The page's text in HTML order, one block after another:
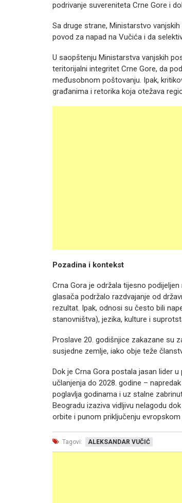
podrivanje suvereniteta Crne Gore i
Sa druge strane, Ministarstvo
povod za napad na Vučića i da
U saopštenju Ministarstva vanjskih
teritorijalni integritet Crne Gore, da
međusobnom poštovanju. Ipak,
građanima i retorika koja otežava
Pozadina i kontekst
Crna Gora je održala tijesno
glasača podržalo razdvajanje od
rezultat. Ipak, odnosi su često bili
stanovništva), jezika, kulture i
Proslave 20. godišnjice zakazane su
susjedne zemlje, iako obje teže
Dok je Crna Gora postala jasan lider
učlanjenja do 2028. godine –
poglavlja godinama i uz stalne
Beogradu izaziva vidljivu nelagodu
orbite i punom priključenju
Tagovi: ALEKSANDAR VUČIĆ